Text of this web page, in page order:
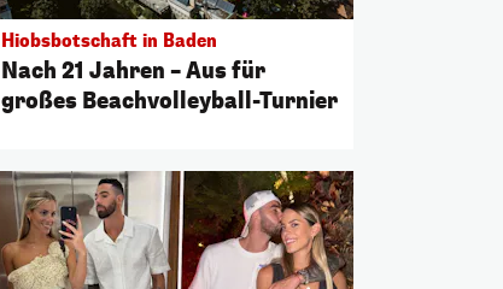
Hiobsbotschaft in Baden
Nach 21 Jahren – Aus für
großes Beachvolleyball-Turnier